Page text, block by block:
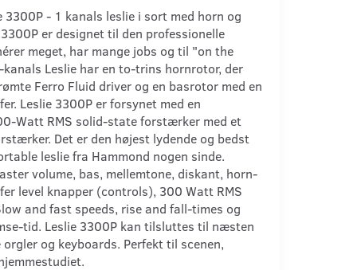
3300P - 1 kanals leslie i sort med horn og
er designet til den professionelle
meget, har mange jobs og til "on the
kanals Leslie har en to-trins hornrotor, der
Ferro Fluid driver og en basrotor med en
Leslie 3300P er forsynet med en
Watt RMS solid-state forstærker med et
Det er den højest lydende og bedst
leslie fra Hammond nogen sinde.
volume, bas, mellemtone, diskant, horn-
level knapper (controls), 300 Watt RMS
and fast speeds, rise and fall-times og
tid. Leslie 3300P kan tilsluttes til næsten
og keyboards. Perfekt til scenen,